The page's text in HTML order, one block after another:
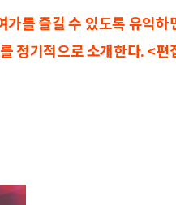
가를 즐길 수 있도록 유익하
정기적으로 소개한다. <편